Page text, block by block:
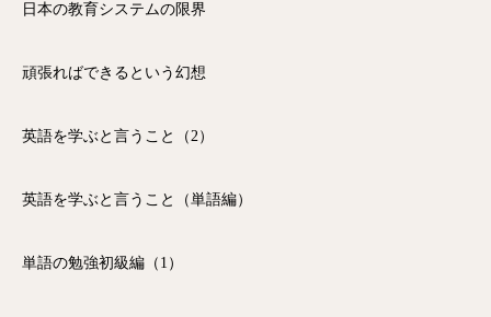
日本の教育システムの限界
頑張ればできるという幻想
英語を学ぶと言うこと（2）
英語を学ぶと言うこと（単語編）
単語の勉強初級編（1）